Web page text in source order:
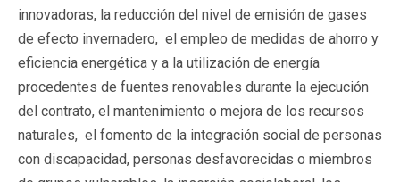
innovadoras, la reducción del nivel de emisión de gases
de efecto invernadero, el empleo de medidas de ahorro y
eficiencia energética y a la utilización de energía
procedentes de fuentes renovables durante la ejecución
del contrato, el mantenimiento o mejora de los recursos
naturales, el fomento de la integración social de personas
con discapacidad, personas desfavorecidas o miembros